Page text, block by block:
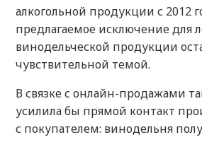
алкогольной продукции с 2012
предлагаемое исключение для
винодельческой продукции
чувствительной темой.
В связке с онлайн-продажами
усилила бы прямой контакт
с покупателем: винодельня